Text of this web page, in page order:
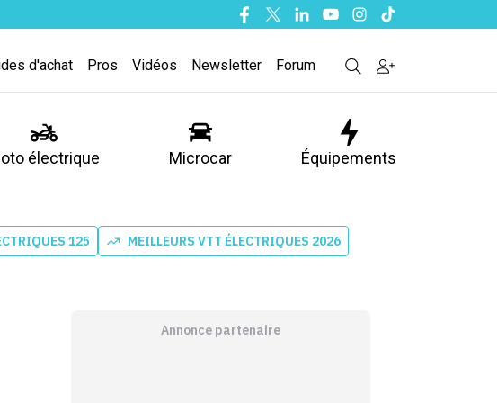
Facebook
TwitterLinkedinYoutubeInstagram
Tiktok
d'achat Pros Vidéos Newsletter Forum
électrique Microcar Équipements
125 MEILLEURS VTT ÉLECTRIQUES 2026
Annonce partenaire